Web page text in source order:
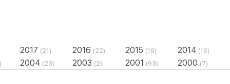
2017 (21) 2016 (22) 2015 (19) 2014 (16)
2004 (23) 2003 (2) 2001 (93) 2000 (7)